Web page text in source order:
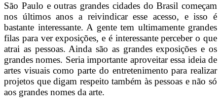
São Paulo e outras grandes cidades do Brasil começam
nos últimos anos a reivindicar esse acesso, e isso é
bastante interessante. A gente tem ultimamente grandes
filas para ver exposições, e é interessante perceber o que
atrai as pessoas. Ainda são as grandes exposições e os
grandes nomes. Seria importante aproveitar essa ideia de
artes visuais como parte do entretenimento para realizar
projetos que digam respeito também às pessoas e não só
aos grandes nomes da arte.